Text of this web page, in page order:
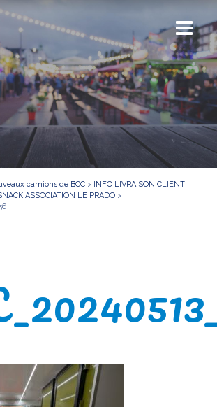
camions de BCC > INFO LIVRAISON CLIENT _
ASSOCIATION LE PRADO >